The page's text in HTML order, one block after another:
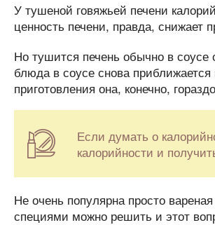
У тушеной говяжьей печени
ценность печени, правда, снижает
Но тушится печень обычно в соусе
блюда в соусе снова
приготовления она, конечно,
Если думать о
калорийности и
Не очень популярна просто
специями можно решить и этот